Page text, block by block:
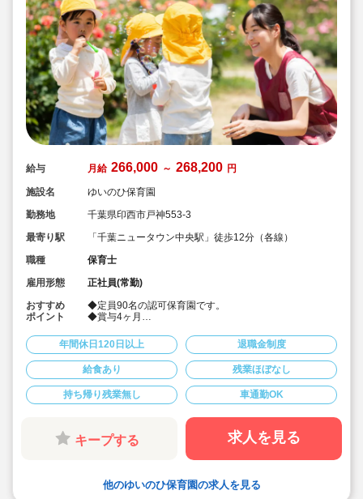
給与 月給 266,000 ～ 268,200 円
施設名
ゆいのひ保育園
勤務地
千葉県印西市戸神553-3
最寄り駅
「千葉ニュータウン中央駅」徒歩12分（各線）
職種
保育士
雇用形態
正社員(常勤)
おすすめ
ポイント
◆定員90名の認可保育園です。
◆賞与4ヶ月
◆車通勤可
◆退職金制度や住宅手当、扶養手当など、生活を支える
福利厚生が充実しています。
年間休日120日以上 退職金制度
給食あり 残業ほぼなし
持ち帰り残業無し 車通勤OK
キープする 求人を見る
他のゆいのひ保育園の求人を見る